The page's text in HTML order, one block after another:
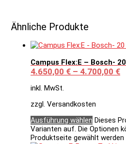
Ähnliche Produkte
Campus Flex:E – Bosch-
4.650,00 € – 4.700,00 €
inkl. MwSt.
zzgl. Versandkosten
Ausführung wählen Dieses
Varianten auf. Die Optionen
Produktseite gewählt werden